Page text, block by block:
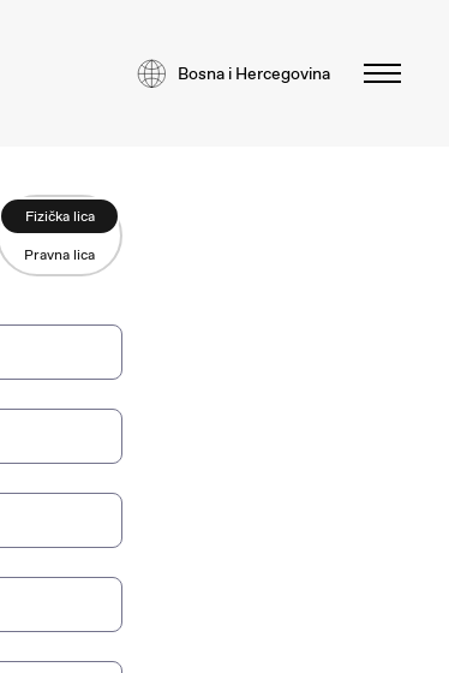
Bosna i Hercegovina
Fizička lica
Pravna lica